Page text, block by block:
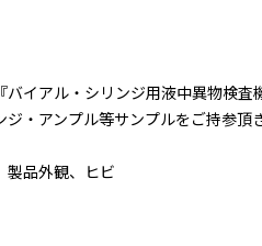
イアル・シリンジ用液中異物検査
・アンプル等サンプルをご持参頂
製品外観、ヒビ